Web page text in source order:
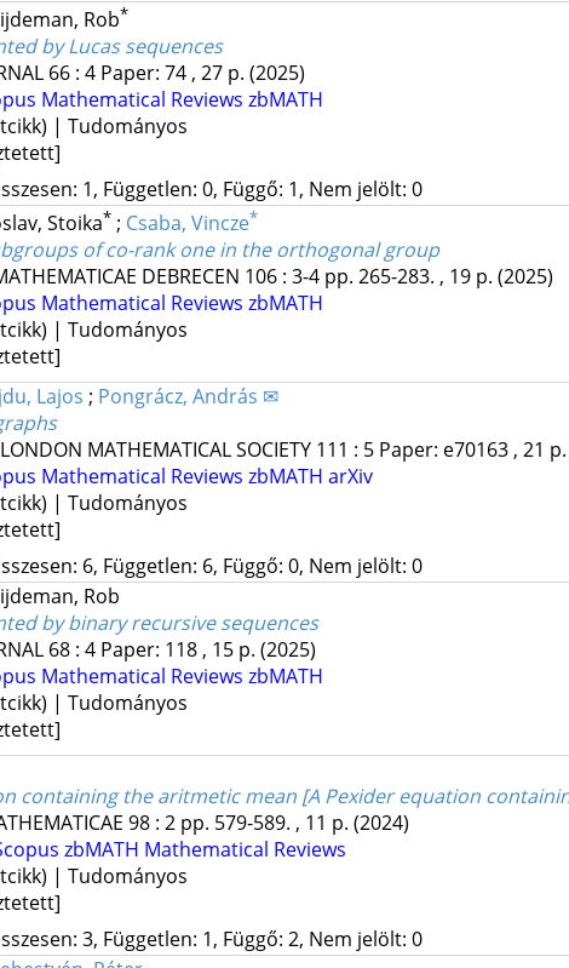
Rob*
by Lucas sequences
66: 4 Paper: 74 , 27 p. (2025)
Mathematical Reviews zbMATH
| Tudományos
1, Független: 0, Függő: 1, Nem jelölt: 0
Stoika* ; Csaba, Vincze*
of co-rank one in the orthogonal group
DEBRECEN 106: 3-4 pp. 265-283. , 19 p. (2025)
Mathematical Reviews zbMATH
| Tudományos
Lajos ; Pongrácz, András ✉
MATHEMATICAL SOCIETY 111 : 5 Paper: e70163 , 21 p.
Mathematical Reviews zbMATH arXiv
| Tudományos
6, Független: 6, Függő: 0, Nem jelölt: 0
Rob
by binary recursive sequences
68: 4 Paper: 118 , 15 p. (2025)
Mathematical Reviews zbMATH
| Tudományos
containing the aritmetic mean [A Pexider equation
98: 2 pp. 579-589. , 11 p. (2024)
zbMATH Mathematical Reviews
| Tudományos
3, Független: 1, Függő: 2, Nem jelölt: 0